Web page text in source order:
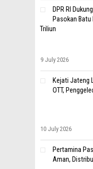
DPR RI
Pasokan Batu
Triliun
9 July 2026
Kejati Jateng
OTT,
10 July 2026
Pertamina
Aman,